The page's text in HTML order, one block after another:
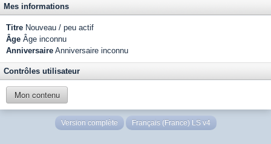
Mes informations
Titre Nouveau / peu actif
Âge Âge inconnu
Anniversaire Anniversaire inconnu
Contrôles utilisateur
Mon contenu
Version complète Français (France) LS v4